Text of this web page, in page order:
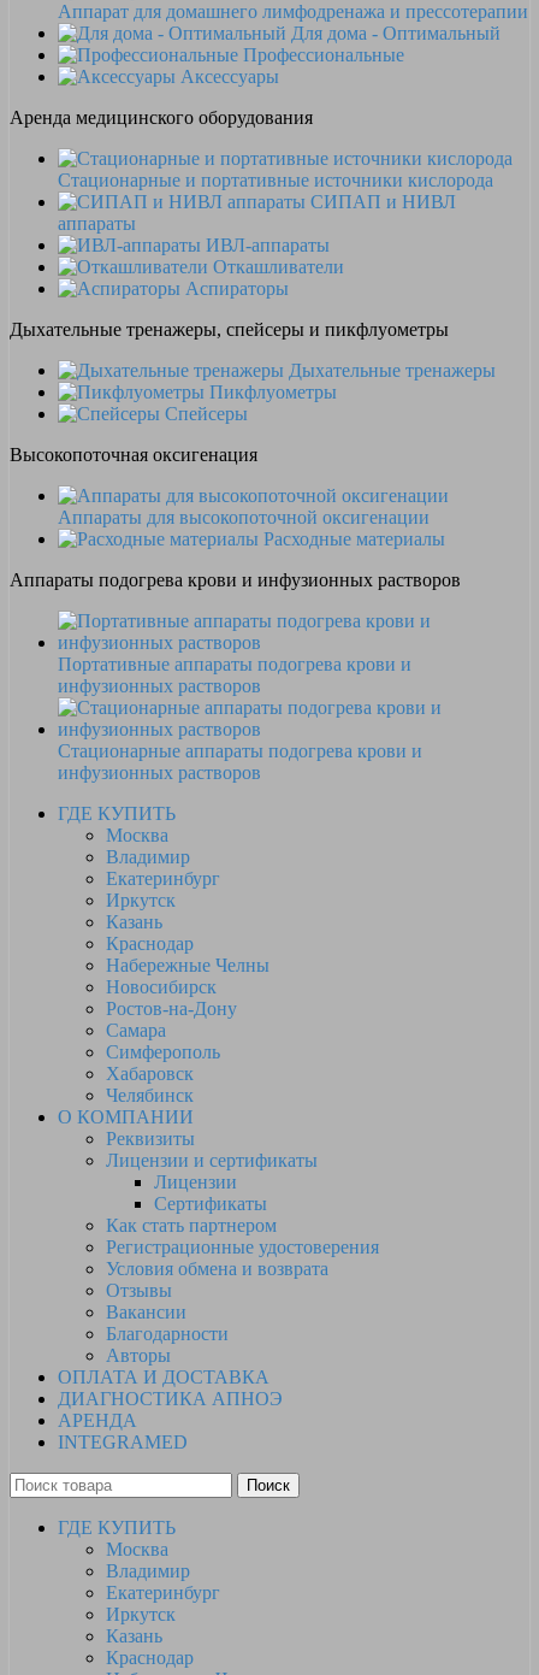
Аппарат для домашнего лимфодренажа и прессотерапии
Для дома - Оптимальный
Профессиональные
Аксессуары
Аренда медицинского оборудования
Стационарные и портативные источники кислорода
СИПАП и НИВЛ
аппараты
ИВЛ-аппараты
Откашливатели
Аспираторы
Дыхательные тренажеры, спейсеры и пикфлуометры
Дыхательные тренажеры
Пикфлуометры
Спейсеры
Высокопоточная оксигенация
Аппараты для высокопоточной оксигенации
Расходные материалы
Аппараты подогрева крови и инфузионных растворов
Портативные аппараты подогрева крови и
инфузионных растворов
Стационарные аппараты подогрева крови и
инфузионных растворов
ГДЕ КУПИТЬ
Москва
Владимир
Екатеринбург
Иркутск
Казань
Краснодар
Набережные Челны
Новосибирск
Ростов-на-Дону
Самара
Симферополь
Хабаровск
Челябинск
О КОМПАНИИ
Реквизиты
Лицензии и сертификаты
Лицензии
Сертификаты
Как стать партнером
Регистрационные удостоверения
Условия обмена и возврата
Отзывы
Вакансии
Благодарности
Авторы
ОПЛАТА И ДОСТАВКА
ДИАГНОСТИКА АПНОЭ
АРЕНДА
INTEGRAMED
Поиск
ГДЕ КУПИТЬ
Москва
Владимир
Екатеринбург
Иркутск
Казань
Краснодар